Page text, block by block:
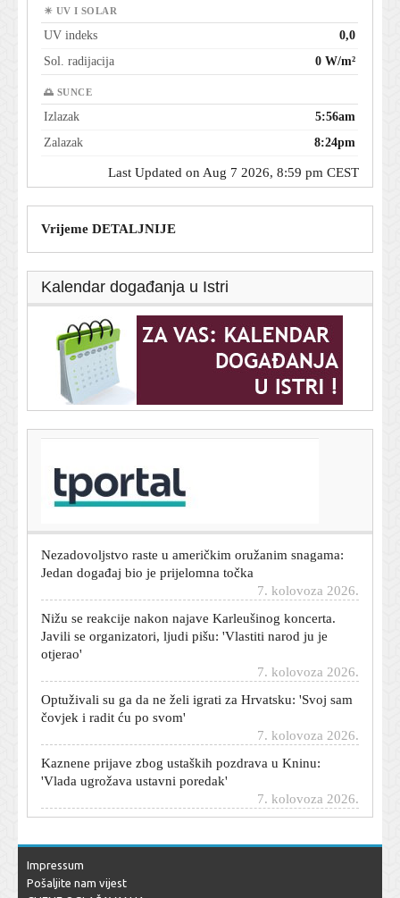
☀ UV I SOLAR
UV indeks
0,0
Sol. radijacija
0 W/m²
🌅 SUNCE
Izlazak
5:56am
Zalazak
8:24pm
Last Updated on Aug 7 2026, 8:59 pm CEST
Vrijeme DETALJNIJE
Kalendar događanja u Istri
Milinović zaprijetio: Ako nadležni ne reagiraju,
dolazimo u Zagreb
Jedan događaj bio je prijelomna točka
Javili se organizatori, ljudi pišu: 'Vlastiti narod ju je
otjerao'
čovjek i radit ću po svom'
'Vlada ugrožava ustavni poredak'
Kolone i zabrane na hrvatskim autocestama: U Sisku
7. kolovoza 2026.
Hrvat stvorio sustav koji koristi cijeli Amazon: Bilo je
Impressum
Pošaljite nam vijest